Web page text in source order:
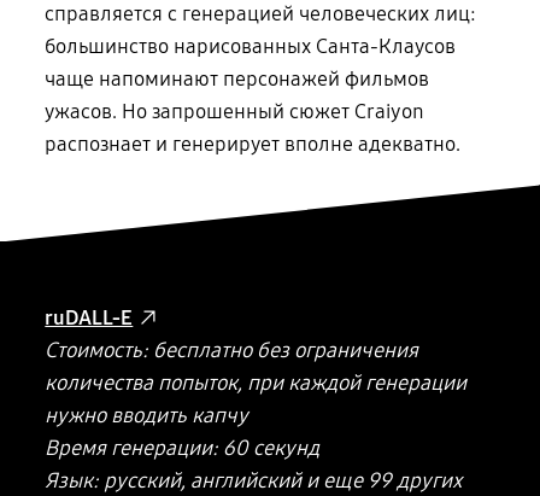
справляется с генерацией человеческих лиц:
большинство нарисованных Санта-Клаусов
чаще напоминают персонажей фильмов
ужасов. Но запрошенный сюжет Craiyon
распознает и генерирует вполне адекватно.
ruDALL-E
Стоимость: бесплатно без ограничения
количества попыток, при каждой генерации
нужно вводить капчу
Время генерации: 60 секунд
Язык: русский, английский и еще 99 других